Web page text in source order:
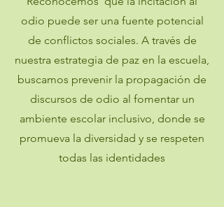
odio puede ser una fuente potencial
de conflictos sociales. A través de
nuestra estrategia de paz en la escuela,
buscamos prevenir la propagación de
discursos de odio al fomentar un
ambiente escolar inclusivo, donde se
promueva la diversidad y se respeten
todas las identidades